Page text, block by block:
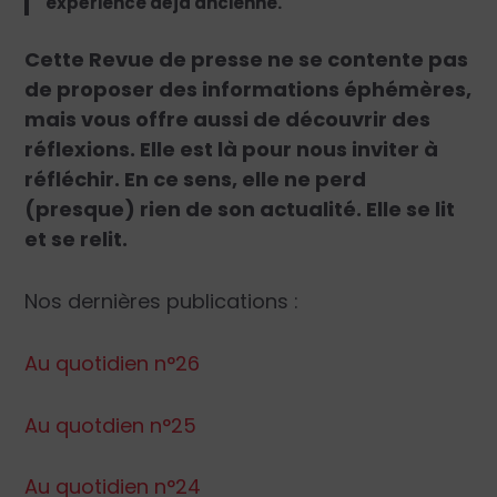
Cette Revue de presse ne se contente pas
de proposer des informations éphémères,
mais vous offre aussi de découvrir des
réflexions. Elle est là pour nous inviter à
réfléchir. En ce sens, elle ne perd
(presque) rien de son actualité. Elle se lit
et se relit.
Nos dernières publications :
Au quotidien n°26
Au quotdien n°25
Au quotidien n°24